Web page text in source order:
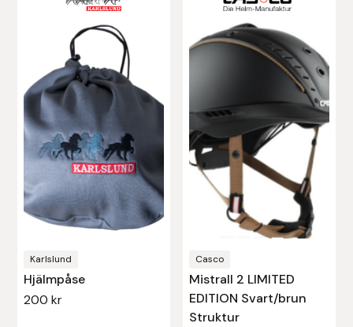
Karlslund
Hjälmpåse
200kr
Casco
Mistrall 2 LIMITED
EDITION Svart/brun
Struktur
produkten
varianter.
De
olika
alternativen
produktsidan
Stina Helmersson Bokförlag
Suedwind
Tear-Aid
Tekna
Tidningen Ridsport Island
TöltSaga